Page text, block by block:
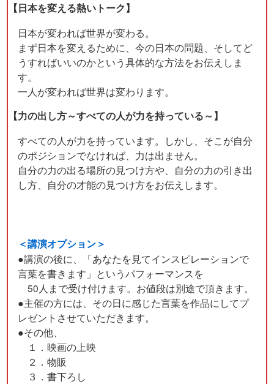
【日本を変える熱いトーク】
日本が変われば世界が変わる。
まず日本を変えるために、今の日本の問題、そしてど
うすればいいのかという具体的な方法をお伝えしま
す。
一人が変われば世界は変わります。
【力の出し方～すべての人が力を持っている～】
すべての人が力を持っています。しかし、そこが自分
のポジションでなければ、力は出ません。
自分の力の出る場所の見つけ方や、自分の力の引き出
し方、自分の才能の見つけ方をお伝えします。
＜講演オプション＞
●講演の後に、「あなたを見てインスピレーションで
言葉を書きます」というパフォーマンスを
50人まで受け付けます。お値段は別途で頂きます。
●主催の方には、その日に感じた言葉を作品にしてプ
レゼントさせていただきます。
●その他、
１．映画の上映
２．物販
３．書下ろし